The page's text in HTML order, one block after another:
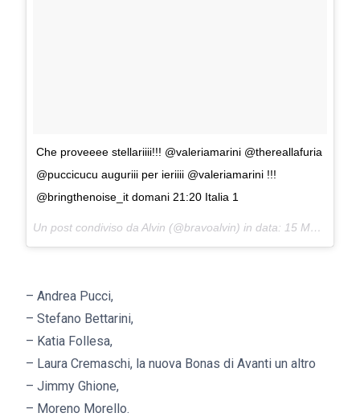
Che proveeee stellariiii!!! @valeriamarini @thereallafuria
@puccicucu auguriii per ieriiii @valeriamarini !!!
@bringthenoise_it domani 21:20 Italia 1
Un post condiviso da Alvin (@bravoalvin) in data: 15 Mag 2017 alle ore 07:07 PDT
– Andrea Pucci,
– Stefano Bettarini,
– Katia Follesa,
– Laura Cremaschi, la nuova Bonas di Avanti un altro
– Jimmy Ghione,
– Moreno Morello.